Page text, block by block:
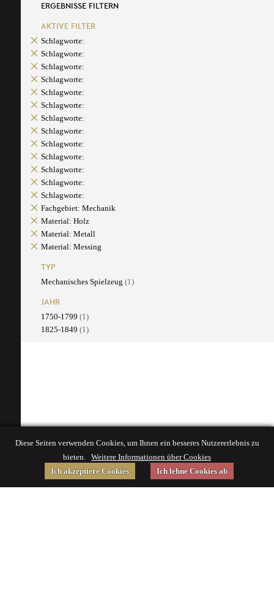
ERGEBNISSE FILTERN
AKTIVE FILTER
Schlagworte:
Schlagworte:
Schlagworte:
Schlagworte:
Schlagworte:
Schlagworte:
Schlagworte:
Schlagworte:
Schlagworte:
Schlagworte:
Schlagworte:
Schlagworte:
Schlagworte:
Fachgebiet: Mechanik
Material: Holz
Material: Metall
Material: Messing
TYP
Mechanisches Spielzeug (1)
JAHR
1750-1799 (1)
1825-1849 (1)
Diese Seiten verwenden Cookies, um Ihnen ein besseres Nutzererlebnis zu
bieten. Weitere Informationen über Cookies
Ich akzeptiere Cookies
Ich lehne Cookies ab